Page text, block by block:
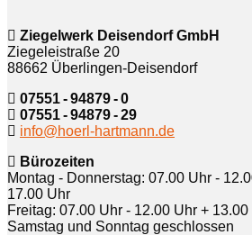
Ziegelwerk Deisendorf GmbH
Ziegeleistraße 20
88662 Überlingen-Deisendorf
07551 - 94879 - 0
07551 - 94879 - 29
info@hoerl-hartmann.de
Bürozeiten
Montag - Donnerstag: 07.00 Uhr -
17.00 Uhr
Freitag: 07.00 Uhr - 12.00 Uhr +
Samstag und Sonntag geschlossen